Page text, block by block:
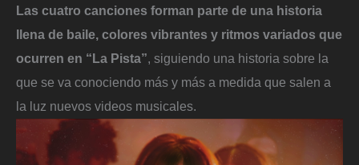
Las cuatro canciones forman parte de una historia
llena de baile, colores vibrantes y ritmos variados que
ocurren en “La Pista”, siguiendo una historia sobre la
que se va conociendo más y más a medida que salen a
la luz nuevos videos musicales.